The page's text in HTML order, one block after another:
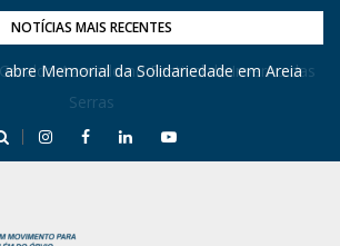
NOTÍCIAS MAIS RECENTES
Memorial da Solidariedade em Areia